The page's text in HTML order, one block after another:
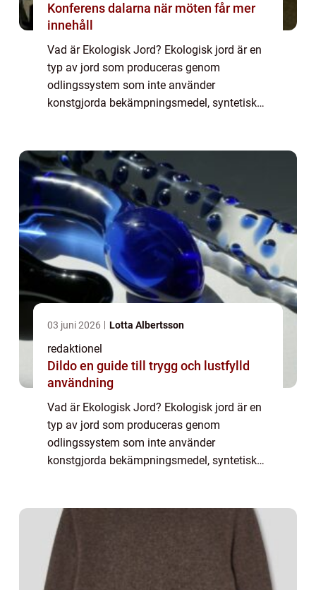
Konferens dalarna när möten får mer
innehåll
Vad är Ekologisk Jord? Ekologisk jord är en
typ av jord som produceras genom
odlingssystem som inte använder
konstgjorda bekämpningsmedel, syntetiska
kemiska produk...
03 juni 2026 Lotta Albertsson
redaktionel
Dildo en guide till trygg och lustfylld
användning
Vad är Ekologisk Jord? Ekologisk jord är en
typ av jord som produceras genom
odlingssystem som inte använder
konstgjorda bekämpningsmedel, syntetiska
kemiska produk...